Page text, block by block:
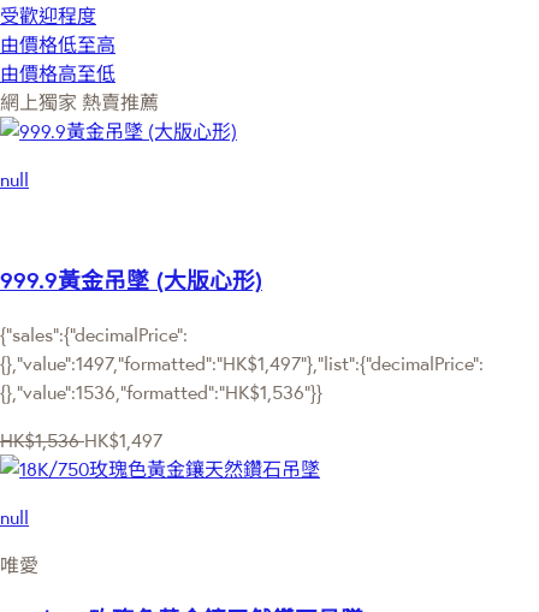
受歡迎程度
由價格低至高
由價格高至低
網上獨家 熱賣推薦
null
999.9黃金吊墜 (大版心形)
{"sales":{"decimalPrice":
{},"value":1497,"formatted":"HK$1,497"},"list":{"decimalPrice":
{},"value":1536,"formatted":"HK$1,536"}}
HK$1,536 HK$1,497
null
唯愛